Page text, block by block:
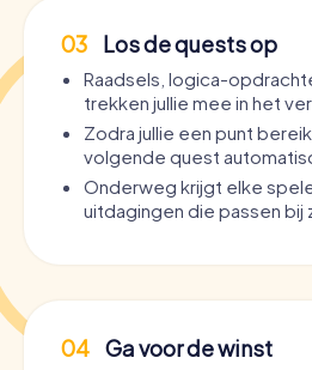
03 Los de quests op
Raadsels, logica-
trekken jullie mee in het
Zodra jullie een punt
volgende quest
Onderweg krijgt elke
uitdagingen die passen bij
04 Ga voor de winst